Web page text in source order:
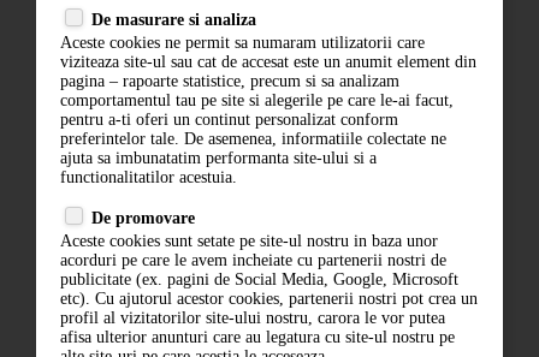
Politica de confidentialitate
ANPC
ABONARE LA NEWSLETTER
ABONARE
De masurare si analiza
Aceste cookies ne permit sa numaram utilizatorii care
viziteaza site-ul sau cat de accesat este un anumit element din
pagina – rapoarte statistice, precum si sa analizam
comportamentul tau pe site si alegerile pe care le-ai facut,
pentru a-ti oferi un continut personalizat conform
preferintelor tale. De asemenea, informatiile colectate ne
ajuta sa imbunatatim performanta site-ului si a
functionalitatilor acestuia.
De promovare
Aceste cookies sunt setate pe site-ul nostru in baza unor
acorduri pe care le avem incheiate cu partenerii nostri de
publicitate (ex. pagini de Social Media, Google, Microsoft
etc). Cu ajutorul acestor cookies, partenerii nostri pot crea un
profil al vizitatorilor site-ului nostru, carora le vor putea
afisa ulterior anunturi care au legatura cu site-ul nostru pe